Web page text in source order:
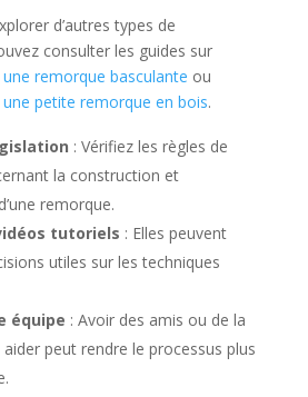
d’autres types de
consulter les guides sur
remorque basculante ou
petite remorque en bois.
: Vérifiez les règles de
la construction et
remorque.
tutoriels : Elles peuvent
utiles sur les techniques
équipe : Avoir des amis ou de la
peut rendre le processus plus